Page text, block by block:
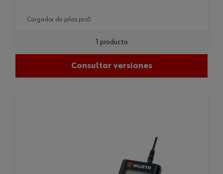
cargador de pilas pro5
1 producto
Consultar versiones